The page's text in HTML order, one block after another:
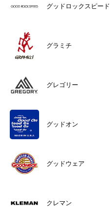
グッドロックスピード
グラミチ
グレゴリー
グッドオン
グッドウェア
クレマン